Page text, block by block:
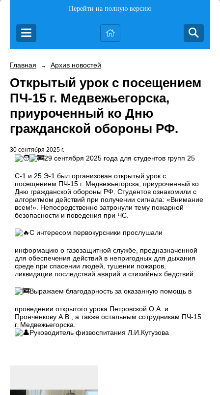
Перейти на полную версию
Главная → Архив новостей
Открытый урок с посещением
ПЧ-15 г. Медвежьегорска,
приуроченный ко Дню
гражданской обороны РФ.
30 сентября 2025 г.
29 сентября 2025 года для студентов групп 25
С-1 и 25 Э-1 был организован открытый урок с
посещением ПЧ-15 г. Медвежьегорска, приуроченный ко
Дню гражданской обороны РФ. Студентов ознакомили с
алгоритмом действий при получении сигнала: «Внимание
всем!». Непосредственно затронули тему пожарной
безопасности и поведения при ЧС.
С интересом первокурсники прослушали
информацию о газозащитной службе, предназначенной
для обеспечения действий в непригодных для дыхания
среде при спасении людей, тушении пожаров,
ликвидации последствий аварий и стихийных бедствий.
Выражаем благодарность за оказанную помощь в
проведении открытого урока Петровской О.А. и
Пронченкову А.В., а также остальным сотрудникам ПЧ-15
г. Медвежьегорска.
Руководитель физвоспитания Л.И.Кутузова